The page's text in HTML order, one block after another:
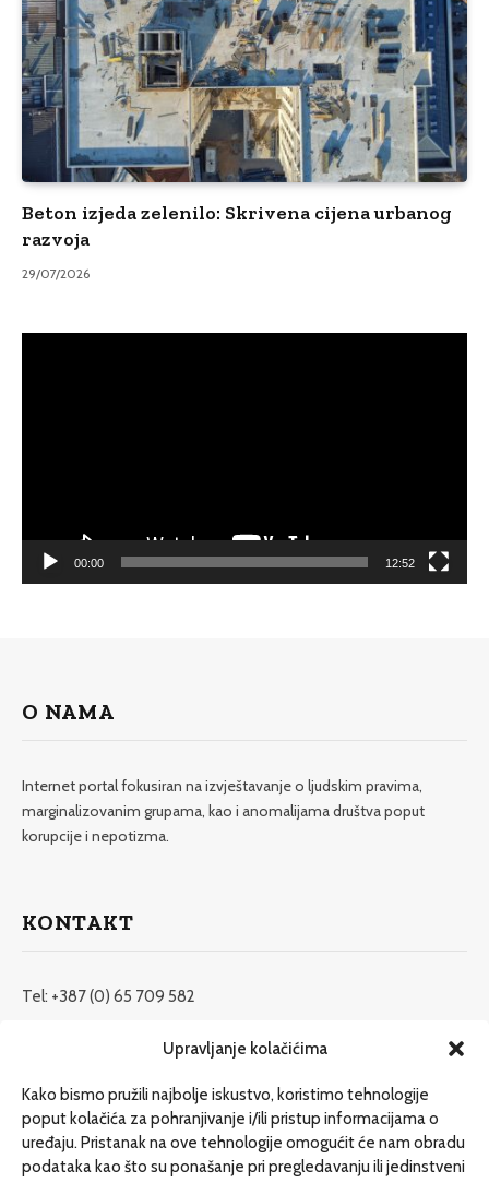
Upravljanje kolačićima
Kako bismo pružili najbolje iskustvo, koristimo tehnologije
poput kolačića za pohranjivanje i/ili pristup informacijama o
uređaju. Pristanak na ove tehnologije omogućit će nam obradu
podataka kao što su ponašanje pri pregledavanju ili jedinstveni
Beton izjeda zelenilo: Skrivena cijena urbanog
razvoja
29/07/2026
00:00 12:52
O NAMA
Internet portal fokusiran na izvještavanje o ljudskim pravima,
marginalizovanim grupama, kao i anomalijama društva poput
korupcije i nepotizma.
KONTAKT
Tel: +387 (0) 65 709 582
redakcija@etrafika.net
Dosije